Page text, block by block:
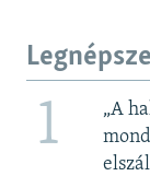
1
„A